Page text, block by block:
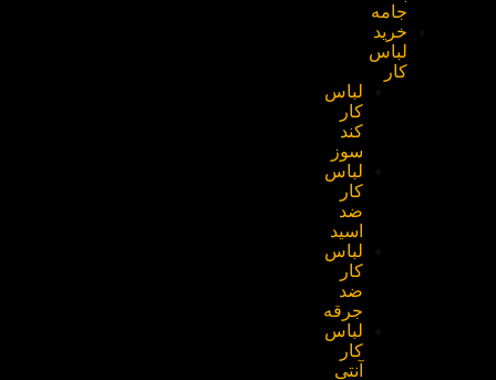
جامه
خرید
لباس
کار
لباس
کار
کند
سوز
لباس
کار
ضد
اسید
لباس
کار
ضد
جرقه
لباس
کار
آنتی